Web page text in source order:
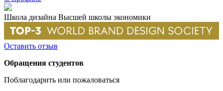
Школа дизайна Высшей школы экономики
Оставить отзыв
Обращения студентов
Поблагодарить или пожаловаться